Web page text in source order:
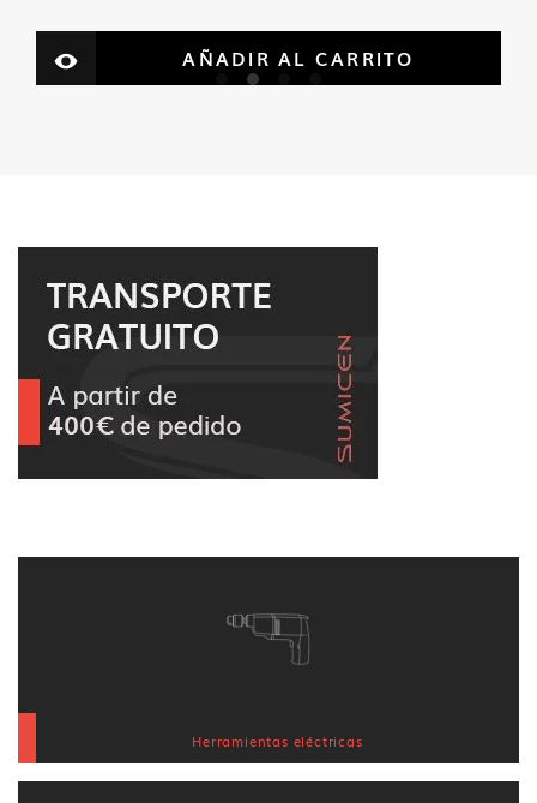
AÑADIR AL CARRITO
Herramientas eléctricas